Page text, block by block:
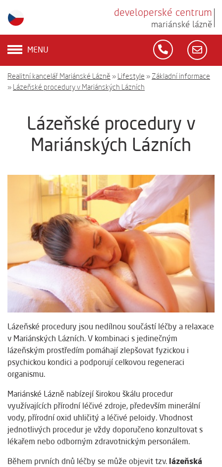
developerské centrum
mariánské lázně
MENU
Realitní kancelář Mariánské Lázně » Lifestyle » Základní informace
» Lázeňské procedury v Mariánských Lázních
Lázeňské procedury v
Mariánských Lázních
Lázeňské procedury jsou nedílnou součástí léčby a relaxace
v Mariánských Lázních. V kombinaci s jedinečným
lázeňským prostředím pomáhají zlepšovat fyzickou i
psychickou kondici a podporují celkovou regeneraci
organismu.
Mariánské Lázně nabízejí širokou škálu procedur
využívajících přírodní léčivé zdroje, především minerální
vody, přírodní oxid uhličitý a léčivé peloidy. Vhodnost
jednotlivých procedur je vždy doporučeno konzultovat s
lékařem nebo odborným zdravotnickým personálem.
Během prvních dnů léčby se může objevit tzv. lázeňská